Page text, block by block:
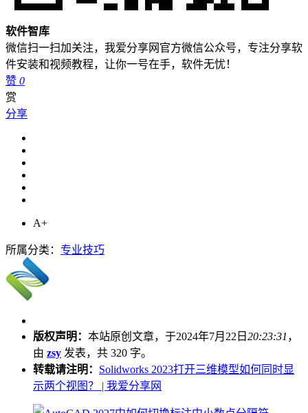
软件智库
微信扫一扫加关注，我爱分享网官方微信公众号，专注分享软
件安装和视频教程，让你一号在手，软件无忧！
赞 0
赏
分享
A+
所属分类： 专业技巧
版权声明： 本站原创文章，于2024年7月22日 20:23:31 ，
由 zsy 发表，共 320 字。
转载请注明： Solidworks 2023打开三维模型如何同时显
示两个视图？ | 我爱分享网